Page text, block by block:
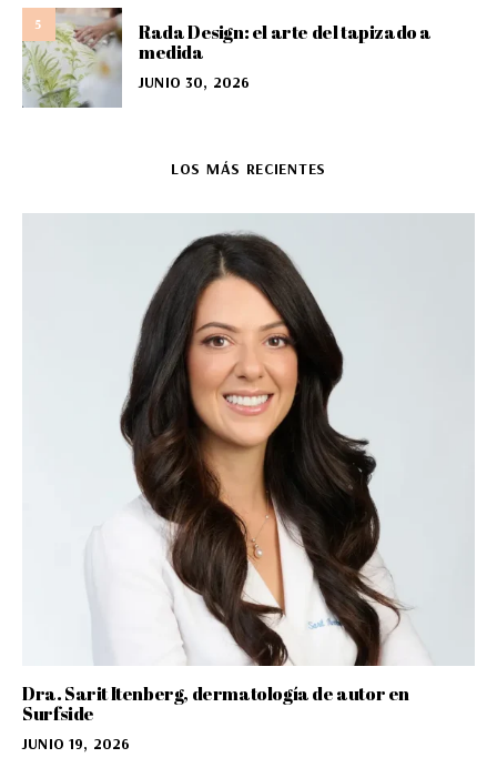
5
Rada Design: el arte del tapizado a
medida
JUNIO 30, 2026
LOS MÁS RECIENTES
Dra. Sarit Itenberg, dermatología de autor en
Surfside
JUNIO 19, 2026